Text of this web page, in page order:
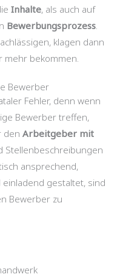
Inhalte, als auch auf
Bewerbungsprozess.
klagen dann
mehr bekommen.
Bewerber
Fehler, denn wenn
Bewerber treffen,
denArbeitgeber mit
Stellenbeschreibungen
ansprechend,
gestaltet, sind
Bewerber zu